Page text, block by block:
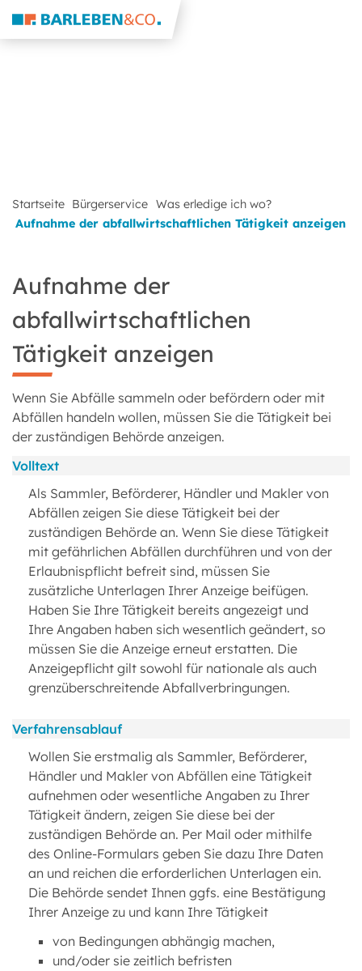
Startseite Bürgerservice Was erledige ich wo?
Aufnahme der abfallwirtschaftlichen Tätigkeit anzeigen
Aufnahme der
abfallwirtschaftlichen
Tätigkeit anzeigen
Wenn Sie Abfälle sammeln oder befördern oder mit
Abfällen handeln wollen, müssen Sie die Tätigkeit bei
der zuständigen Behörde anzeigen.
Volltext
Als Sammler, Beförderer, Händler und Makler von
Abfällen zeigen Sie diese Tätigkeit bei der
zuständigen Behörde an. Wenn Sie diese Tätigkeit
mit gefährlichen Abfällen durchführen und von der
Erlaubnispflicht befreit sind, müssen Sie
zusätzliche Unterlagen Ihrer Anzeige beifügen.
Haben Sie Ihre Tätigkeit bereits angezeigt und
Ihre Angaben haben sich wesentlich geändert, so
müssen Sie die Anzeige erneut erstatten. Die
Anzeigepflicht gilt sowohl für nationale als auch
grenzüberschreitende Abfallverbringungen.
Verfahrensablauf
Wollen Sie erstmalig als Sammler, Beförderer,
Händler und Makler von Abfällen eine Tätigkeit
aufnehmen oder wesentliche Angaben zu Ihrer
Tätigkeit ändern, zeigen Sie diese bei der
zuständigen Behörde an. Per Mail oder mithilfe
des Online-Formulars geben Sie dazu Ihre Daten
an und reichen die erforderlichen Unterlagen ein.
Die Behörde sendet Ihnen ggfs. eine Bestätigung
Ihrer Anzeige zu und kann Ihre Tätigkeit
von Bedingungen abhängig machen,
und/oder sie zeitlich befristen